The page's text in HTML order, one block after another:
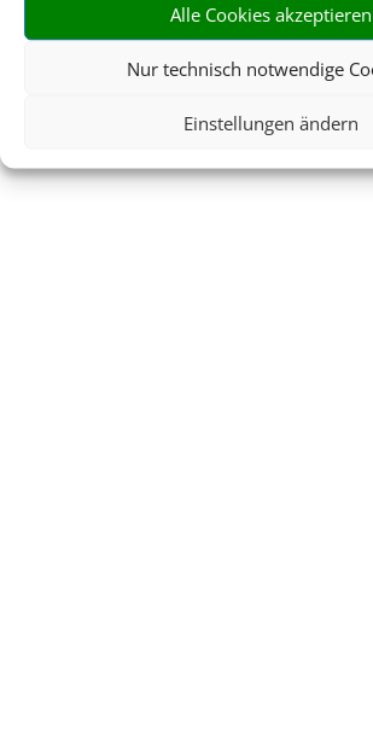
Alle Cookies akzeptieren
Nur technisch notwendige
Einstellungen ändern